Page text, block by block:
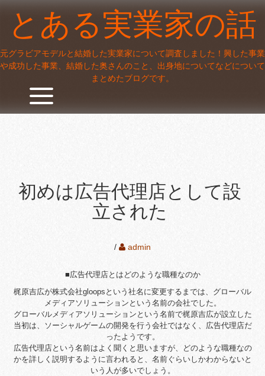
to
content
とある実業家の話
元グラビアモデルと結婚した実業家について調査しました！興した事業
や成功した事業、結婚した奥さんのこと、出身地についてなどについて
まとめたブログです。
初めは広告代理店として設
立された
/ admin
■広告代理店とはどのような職種なのか
梶原吉広が株式会社gloopsという社名に変更するまでは、グローバル
メディアソリューションという名前の会社でした。
グローバルメディアソリューションという名前で梶原吉広が設立した
当初は、ソーシャルゲームの開発を行う会社ではなく、広告代理店だ
ったようです。
広告代理店という名前はよく聞くと思いますが、どのような職種なの
かを詳しく説明するように言われると、名前ぐらいしかわからないと
いう人が多いでしょう。